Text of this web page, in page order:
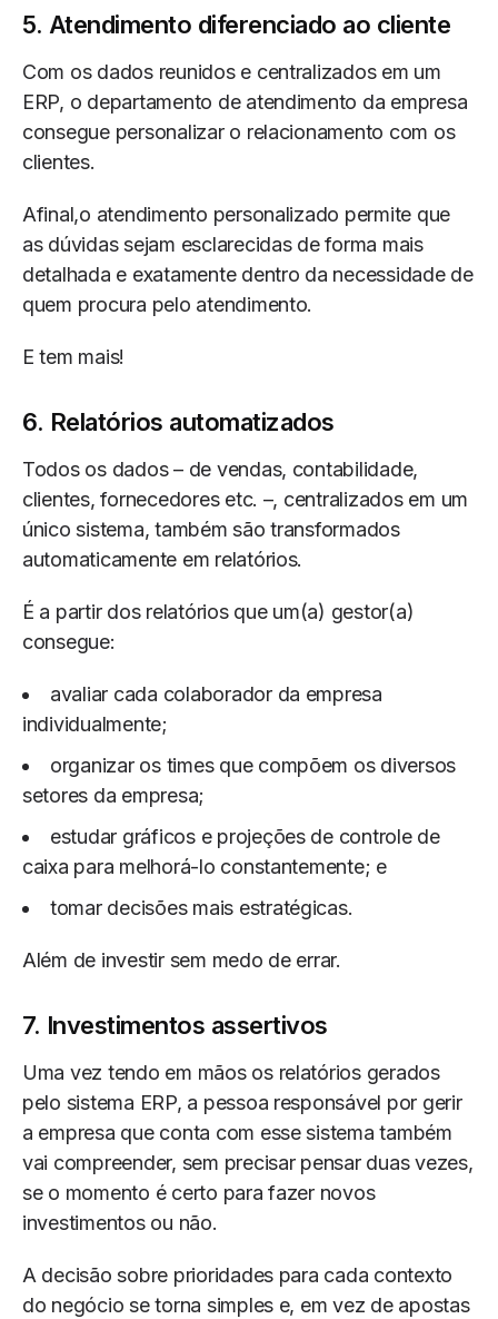
5. Atendimento diferenciado ao cliente
Com os dados reunidos e centralizados em um
ERP, o departamento de atendimento da empresa
consegue personalizar o relacionamento com os
clientes.
Afinal,o atendimento personalizado permite que
as dúvidas sejam esclarecidas de forma mais
detalhada e exatamente dentro da necessidade de
quem procura pelo atendimento.
E tem mais!
6. Relatórios automatizados
Todos os dados – de vendas, contabilidade,
clientes, fornecedores etc. –, centralizados em um
único sistema, também são transformados
automaticamente em relatórios.
É a partir dos relatórios que um(a) gestor(a)
consegue:
avaliar cada colaborador da empresa
individualmente;
organizar os times que compõem os diversos
setores da empresa;
estudar gráficos e projeções de controle de
caixa para melhorá-lo constantemente; e
tomar decisões mais estratégicas.
Além de investir sem medo de errar.
7. Investimentos assertivos
Uma vez tendo em mãos os relatórios gerados
pelo sistema ERP, a pessoa responsável por gerir
a empresa que conta com esse sistema também
vai compreender, sem precisar pensar duas vezes,
se o momento é certo para fazer novos
investimentos ou não.
A decisão sobre prioridades para cada contexto
do negócio se torna simples e, em vez de apostas